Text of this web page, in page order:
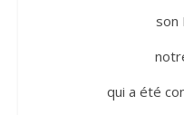
son
qui a été